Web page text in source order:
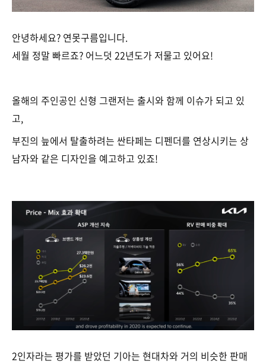
안녕하세요? 연못구름입니다.
세월 정말 빠르죠? 어느덧 22년도가 저물고 있어요!
올해의 주인공인 신형 그랜저는 출시와 함께 이슈가 되고 있
고,
부진의 늪에서 탈출하려는 싼타페는 디펜더를 연상시키는 상
남자와 같은 디자인을 예고하고 있죠!
2인자라는 평가를 받았던 기아는 현대차와 거의 비슷한 판매